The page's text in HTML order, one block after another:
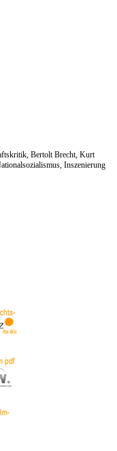
Bertolt Brecht, Kurt
Inszenierung